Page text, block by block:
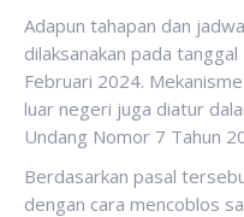
Adapun tahapan dan
dilaksanakan pada
Februari 2024.
luar negeri juga diatur
Undang Nomor 7 Tahun
Berdasarkan pasal
dengan cara mencoblos